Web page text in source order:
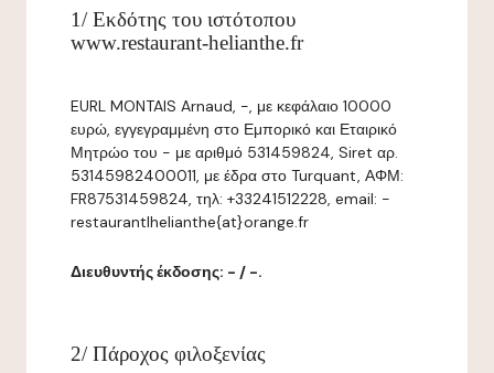
1/ Εκδότης του ιστότοπου
www.restaurant-helianthe.fr
EURL MONTAIS Arnaud, -, με κεφάλαιο 10000
ευρώ, εγγεγραμμένη στο Εμπορικό και Εταιρικό
Μητρώο του - με αριθμό 531459824, Siret αρ.
53145982400011, με έδρα στο Turquant, ΑΦΜ:
FR87531459824, τηλ: +33241512228, email: -
restaurantlhelianthe{at}orange.fr
Διευθυντής έκδοσης: - / -.
2/ Πάροχος φιλοξενίας